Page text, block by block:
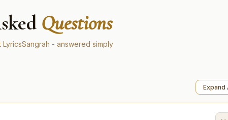
Questions
- answered simply
Expand